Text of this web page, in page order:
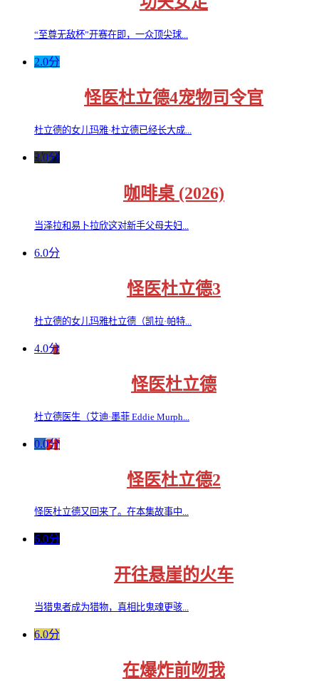
“至尊无敌杯”开赛在即，一众顶尖球...
2.0分
怪医杜立德4宠物司令官
杜立德的女儿玛雅·杜立德已经长大成...
2.0分
咖啡桌 (2026)
当泽拉和易卜拉欣这对新手父母夫妇...
6.0分
怪医杜立德3
杜立德的女儿玛雅杜立德（凯拉·帕特...
4.0分
怪医杜立德
杜立德医生（艾迪·墨菲 Eddie Murph...
0.0分
怪医杜立德2
怪医杜立德又回来了。在本集故事中...
6.0分
开往悬崖的火车
当猎鬼者成为猎物，真相比鬼魂更骇...
6.0分
在爆炸前吻我